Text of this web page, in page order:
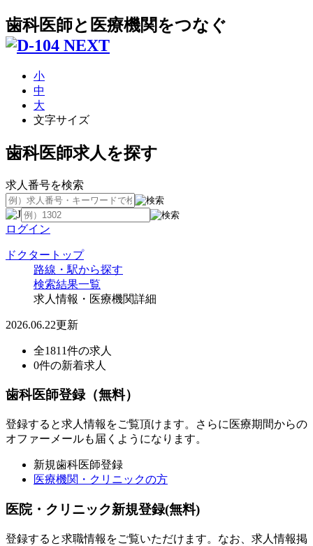
歯科医師と医療機関をつなぐ
小
中
大
文字サイズ
歯科医師求人を探す
求人番号を検索
ログイン
ドクタートップ
路線・駅から探す
検索結果一覧
求人情報・医療機関詳細
2026.06.22更新
全1811件の求人
0件の新着求人
歯科医師登録（無料）
登録すると求人情報をご覧頂けます。さらに医療期間からの
オファーメールも届くようになります。
新規歯科医師登録
医療機関・クリニックの方
医院・クリニック新規登録(無料)
登録すると求職情報をご覧いただけます。なお、求人情報掲